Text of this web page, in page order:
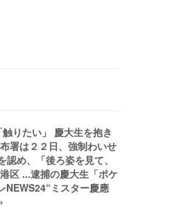
りたい」 慶大生を抱き
署は２２日、強制わいせ
め、「後ろ姿を見て、
区 ...逮捕の慶大生「ポケ
ミスター慶應